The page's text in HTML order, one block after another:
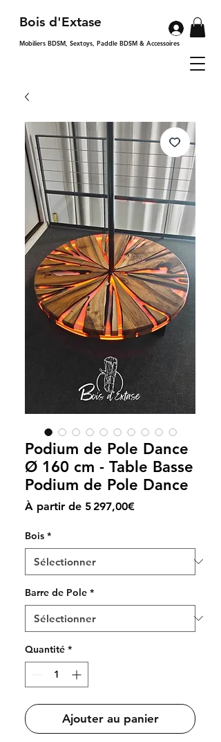
Mobiliers BDSM, Sextoys, Paddle BDSM & Accessoires
Bois d'Extase
Podium de Pole Dance
Ø 160 cm - Table Basse
Podium de Pole Dance
À partir de 5 297,00€Prix
Bois *
Barre de Pole *
Quantité *
Ajouter au panier